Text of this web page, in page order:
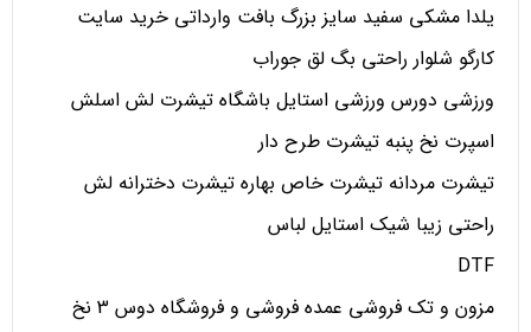
یلدا مشکی سفید سایز بزرگ بافت وارداتی خرید سایت
کارگو شلوار راحتی بگ لق جوراب
ورزشی دورس ورزشی استایل باشگاه تیشرت لش اسلش
اسپرت نخ پنبه تیشرت طرح دار
تیشرت مردانه تیشرت خاص بهاره تیشرت دخترانه لش
راحتی زیبا شیک استایل لباس
DTF
مزون و تک فروشی عمده فروشی و فروشگاه دوس 3 نخ